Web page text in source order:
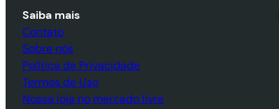
Saiba mais
Contato
Sobre nós
Política de Privacidade
Termos de Uso
Nossa loja no mercado livre